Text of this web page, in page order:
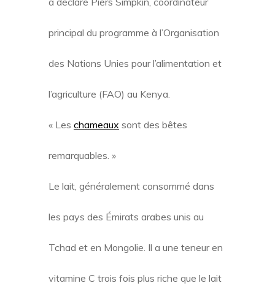
principal du programme à l’Organisation
des Nations Unies pour l’alimentation et
l’agriculture (FAO) au Kenya.
« Les chameaux sont des bêtes
remarquables. »
Le lait, généralement consommé dans
les pays des Émirats arabes unis au
Tchad et en Mongolie. Il a une teneur en
vitamine C trois fois plus riche que le lait